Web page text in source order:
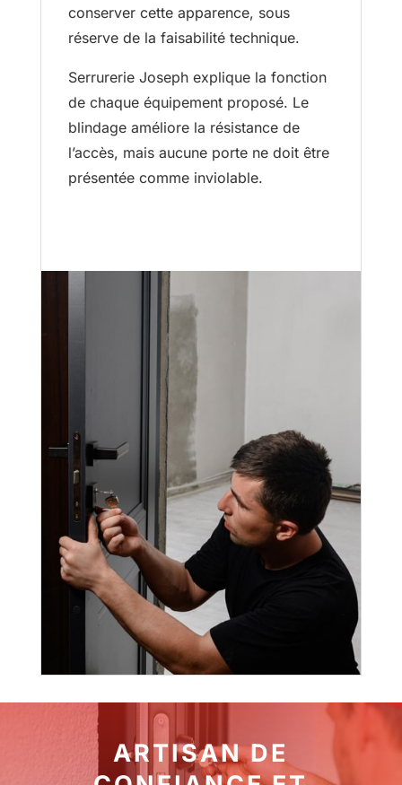
conserver cette apparence, sous
réserve de la faisabilité technique.
Serrurerie Joseph explique la fonction
de chaque équipement proposé. Le
blindage améliore la résistance de
l’accès, mais aucune porte ne doit être
présentée comme inviolable.
ARTISAN DE